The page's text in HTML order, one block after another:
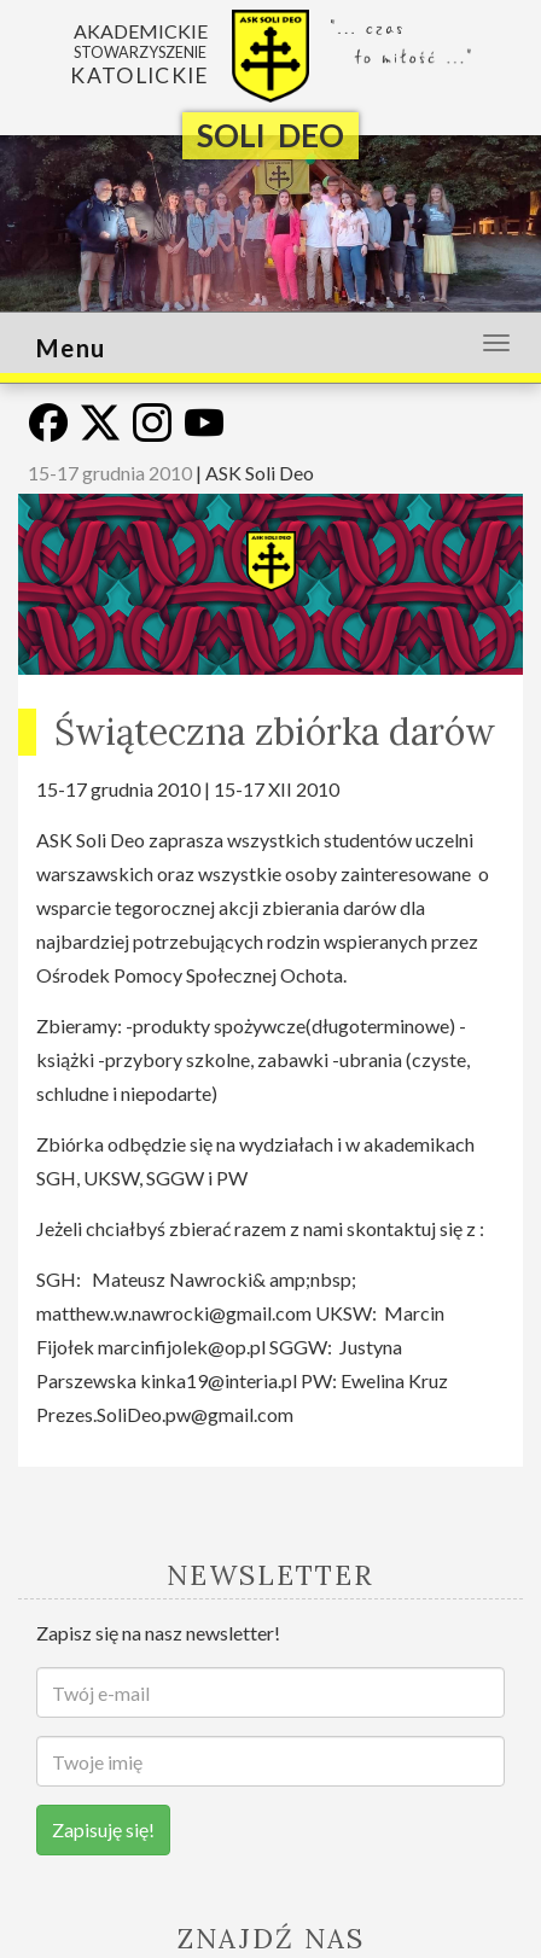
SOLI DEO
AKADEMICKIE
STOWARZYSZENIE
KATOLICKIE
lub
Menu
15-17 grudnia 2010 | ASK Soli Deo
Świąteczna zbiórka darów
15-17 grudnia 2010 | 15-17 XII 2010
ASK Soli Deo zaprasza wszystkich studentów uczelni
warszawskich oraz wszystkie osoby zainteresowane o
wsparcie tegorocznej akcji zbierania darów dla
najbardziej potrzebujących rodzin wspieranych przez
Ośrodek Pomocy Społecznej Ochota.
Zbieramy: -produkty spożywcze(długoterminowe) -
książki -przybory szkolne, zabawki -ubrania (czyste,
schludne i niepodarte)
Zbiórka odbędzie się na wydziałach i w akademikach
SGH, UKSW, SGGW i PW
Jeżeli chciałbyś zbierać razem z nami skontaktuj się z :
SGH: Mateusz Nawrocki& amp;nbsp;
matthew.w.nawrocki@gmail.com UKSW: Marcin
Fijołek marcinfijolek@op.plSGGW: Justyna
Parszewska kinka19@interia.pl PW: Ewelina Kruz
Prezes.SoliDeo.pw@gmail.com
NEWSLETTER
Zapisz się na nasz newsletter!
Zapisuję się!
ZNAJDŹ NAS